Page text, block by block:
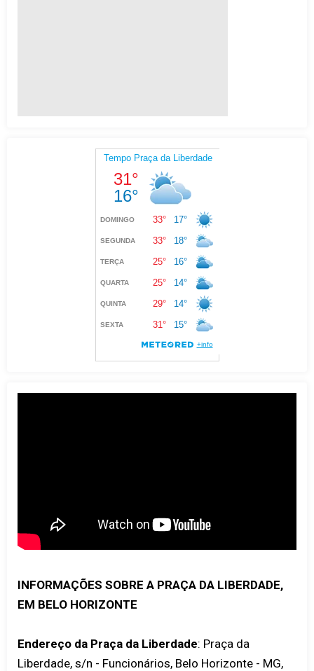
INFORMAÇÕES SOBRE A PRAÇA DA LIBERDADE,
EM BELO HORIZONTE
Endereço da Praça da Liberdade: Praça da
Liberdade, s/n - Funcionários, Belo Horizonte - MG,